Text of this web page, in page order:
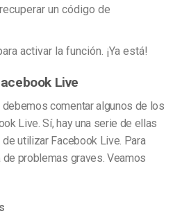
un código de
activar la función. ¡Ya está!
Live
comentar algunos de los
Live. Sí, hay una serie de ellas
utilizar Facebook Live. Para
problemas graves. Veamos